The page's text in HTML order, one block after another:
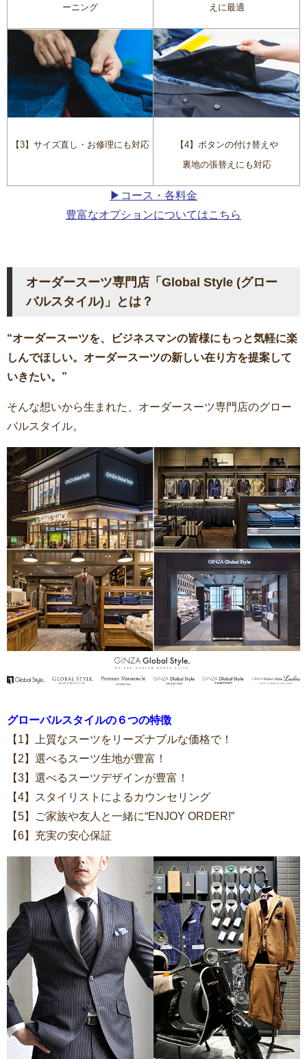
ーニング えに最適
【3】サイズ直し・お修理にも対応
【4】ボタンの付け替えや
裏地の張替えにも対応
▶コース・各料金
豊富なオプションについてはこちら
オーダースーツ専門店「Global Style (グロー
バルスタイル)」とは？
“オーダースーツを、ビジネスマンの皆様にもっと気軽に楽
しんでほしい。オーダースーツの新しい在り方を提案して
いきたい。”
そんな想いから生まれた、オーダースーツ専門店のグロー
バルスタイル。
グローバルスタイルの６つの特徴
【1】上質なスーツをリーズナブルな価格で！
【2】選べるスーツ生地が豊富！
【3】選べるスーツデザインが豊富！
【4】スタイリストによるカウンセリング
【5】ご家族や友人と一緒に“ENJOY ORDER!”
【6】充実の安心保証